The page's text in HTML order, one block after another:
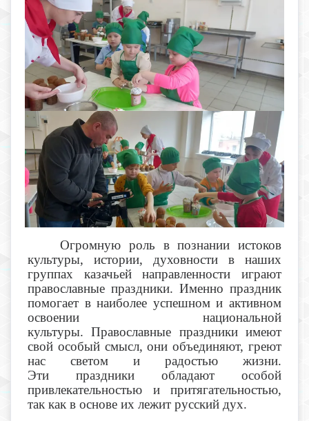
Огромную роль в познании истоков
культуры, истории, духовности в наших
группах казачьей направленности играют
православные праздники. Именно праздник
помогает в наиболее успешном и активном
освоении национальной
культуры. Православные праздники имеют
свой особый смысл, они объединяют, греют
нас светом и радостью жизни.
Эти праздники обладают особой
привлекательностью и притягательностью,
так как в основе их лежит русский дух.